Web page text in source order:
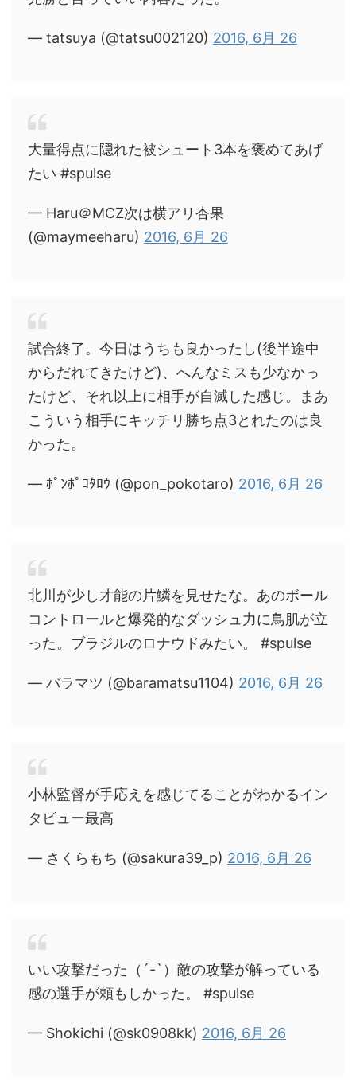
— tatsuya (@tatsu002120) 2016, 6月 26
大量得点に隠れた被シュート3本を褒めてあげ
たい #spulse
— Haru＠MCZ次は横アリ杏果
(@maymeeharu) 2016, 6月 26
試合終了。今日はうちも良かったし(後半途中
からだれてきたけど)、へんなミスも少なかっ
たけど、それ以上に相手が自滅した感じ。まあ
こういう相手にキッチリ勝ち点3とれたのは良
かった。
— ﾎﾟﾝﾎﾟｺﾀﾛｳ (@pon_pokotaro) 2016, 6月 26
北川が少し才能の片鱗を見せたな。あのボール
コントロールと爆発的なダッシュ力に鳥肌が立
った。ブラジルのロナウドみたい。 #spulse
— バラマツ (@baramatsu1104) 2016, 6月 26
小林監督が手応えを感じてることがわかるイン
タビュー最高
— さくらもち (@sakura39_p) 2016, 6月 26
いい攻撃だった（´-`）敵の攻撃が解っている
感の選手が頼もしかった。 #spulse
— Shokichi (@sk0908kk) 2016, 6月 26